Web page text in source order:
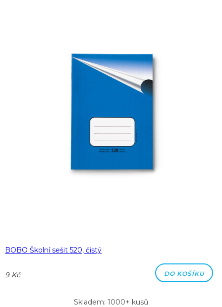
BOBO Školní sešit 520, čistý
9 Kč DO KOŠÍKU
Skladem: 1000+ kusů